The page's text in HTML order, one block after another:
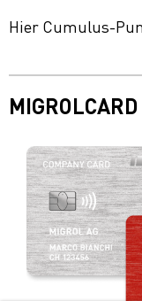
Hier Cumulus-
MIGROLCARD